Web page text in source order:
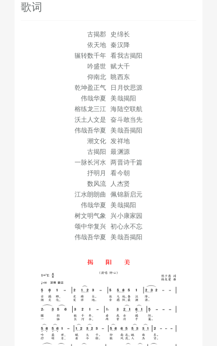
歌词
古揭郡 史绵长
依天地 秦汉降
辗转数千年 看我古揭阳
吟盛世 赋大千
仰南北 眺西东
乾坤盈正气 日月饮思源
伟哉华夏 美哉揭阳
榕练龙三江 海陆空联航
沃土人文是 奋斗敢当先
伟哉吾华夏 美哉吾揭阳
潮文化 发祥地
古揭阳 最渊源
一脉长河水 两晋诗千篇
抒明月 看今朝
数风流 人杰贤
江水朗朗曲 佩锦新启元
伟哉华夏 美哉揭阳
树文明气象 兴小康家园
颂中华复兴 初心永不忘
伟哉吾华夏 美哉吾揭阳